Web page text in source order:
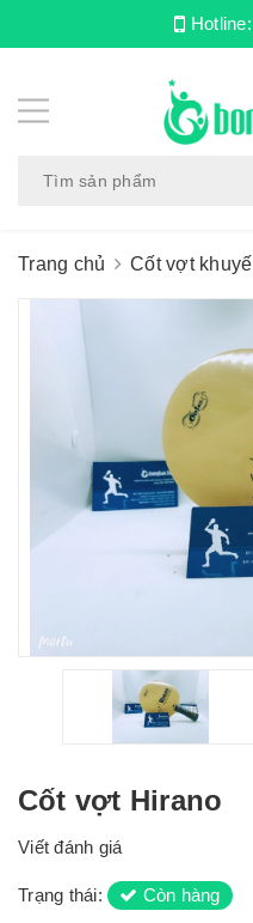
Hotline:
Trang chủ Cốt vợt
Cốt vợt Hirano
Viết đánh giá
Trạng thái: Còn hàng